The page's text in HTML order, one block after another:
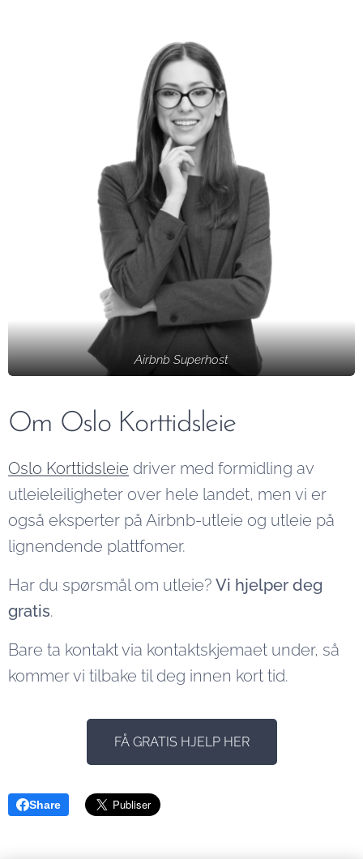
Airbnb Superhost
Om Oslo Korttidsleie
Oslo Korttidsleie driver med formidling av
utleieleiligheter over hele landet, men vi er
også eksperter på Airbnb-utleie og utleie på
lignendende plattfomer.
Har du spørsmål om utleie? Vi hjelper deg
gratis.
Bare ta kontakt via kontaktskjemaet under, så
kommer vi tilbake til deg innen kort tid.
FÅ GRATIS HJELP HER
Share